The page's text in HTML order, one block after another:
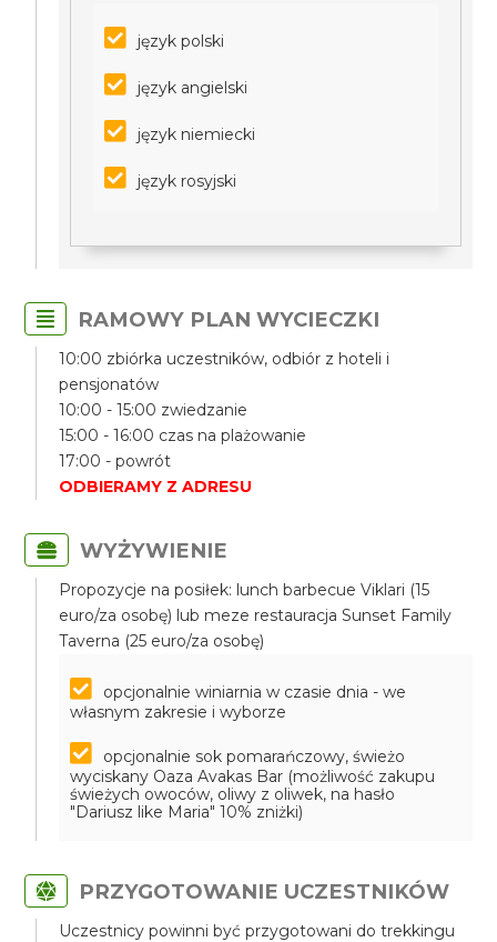
język polski
język angielski
język niemiecki
język rosyjski
RAMOWY PLAN WYCIECZKI
10:00 zbiórka uczestników, odbiór z hoteli i
pensjonatów
10:00 - 15:00 zwiedzanie
15:00 - 16:00 czas na plażowanie
17:00 - powrót
ODBIERAMY Z ADRESU
WYŻYWIENIE
Propozycje na posiłek: lunch barbecue Viklari (15
euro/za osobę) lub meze restauracja Sunset Family
Taverna (25 euro/za osobę)
opcjonalnie winiarnia w czasie dnia - we
własnym zakresie i wyborze
opcjonalnie sok pomarańczowy, świeżo
wyciskany Oaza Avakas Bar (możliwość zakupu
świeżych owoców, oliwy z oliwek, na hasło
"Dariusz like Maria" 10% zniżki)
PRZYGOTOWANIE UCZESTNIKÓW
Uczestnicy powinni być przygotowani do trekkingu